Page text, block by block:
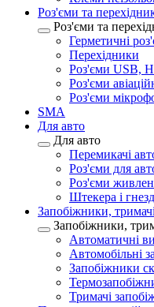
Роз'єми та
Роз'єми та
Герметичні
Перехідники
Роз'єми USB,
Роз'єми
Роз'єми
SMA
Для авто
Для авто
Перемикачі
Роз'єми для
Роз'єми
Штекера і
Запобіжники, тримачі
Запобіжники,
Автоматичні
Автомобільні
Запобіжники
Тримачі